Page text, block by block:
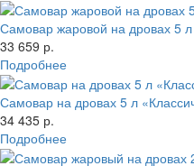
Самовар жаровой на дровах 5
33 659 р.
Подробнее
Самовар на дровах 5 л
34 435 р.
Подробнее